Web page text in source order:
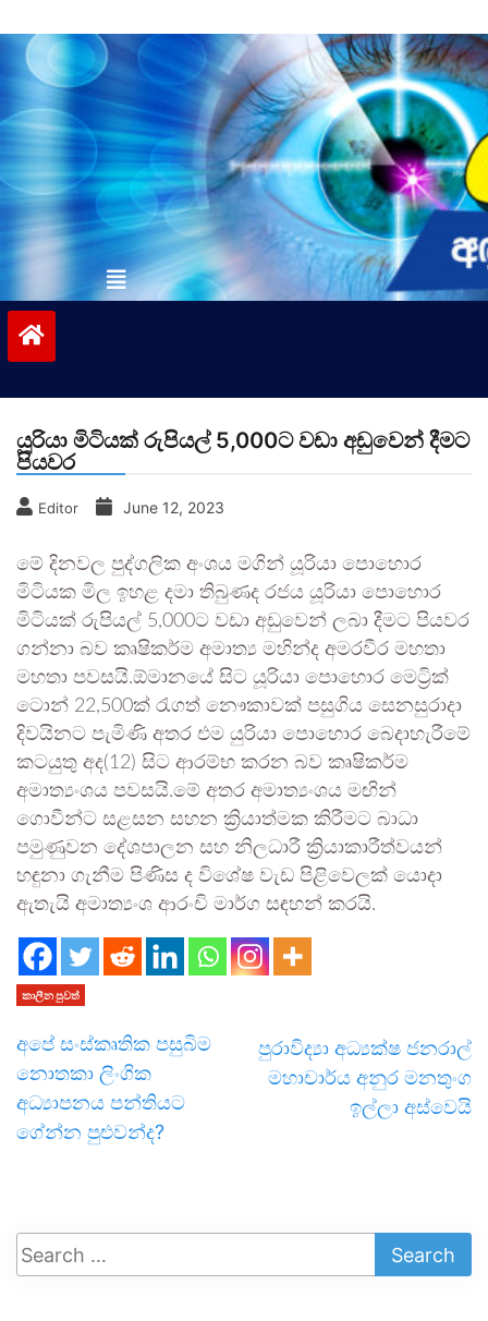
to
contentvinivida.lk
යූරියා මිටියක් රුපියල් 5,000ට වඩා අඩුවෙන් දීමට
පියවර
Editor June 12, 2023
මේ දිනවල පුද්ගලික අංශය මගින් යූරියා පොහොර
මිටියක මිල ඉහළ දමා තිබුණද රජය යූරියා පොහොර
මිටියක් රුපියල් 5,000ට වඩා අඩුවෙන් ලබා දීමට පියවර
ගන්නා බව කෘෂිකර්ම අමාත්‍ය මහින්ද අමරවීර මහතා
මහතා පවසයි.ඕමානයේ සිට යූරියා පොහොර මෙට්‍රික්
ටොන් 22,500ක් රැගත් නෞකාවක් පසුගිය සෙනසුරාදා
දිවයිනට පැමිණි අතර එම යුරියා පොහොර බෙදාහැරීමේ
කටයුතු අද(12) සිට ආරම්භ කරන බව කෘෂිකර්ම
අමාත්‍යංශය පවසයි.මේ අතර අමාත්‍යංශය මඟින්
ගොවීන්ට සළසන සහන ක්‍රියාත්මක කිරීමට බාධා
පමුණුවන දේශපාලන සහ නිලධාරී ක්‍රියාකාරීත්වයන්
හඳුනා ගැනීම පිණිස ද විශේෂ වැඩ පිළිවෙලක් යොදා
ඇතැයි අමාත්‍යංශ ආරංචි මාර්ග සඳහන් කරයි.
කාලීන පුවත්
අපේ සංස්කෘතික පසුබිම
නොතකා ලිංගික
අධ්‍යාපනය පන්තියට
ගේන්න පුළුවන්ද?
පුරාවිද්‍යා අධ්‍යක්ෂ ජනරාල්
මහාචාර්ය අනුර මනතුංග
ඉල්ලා අස්වෙයි